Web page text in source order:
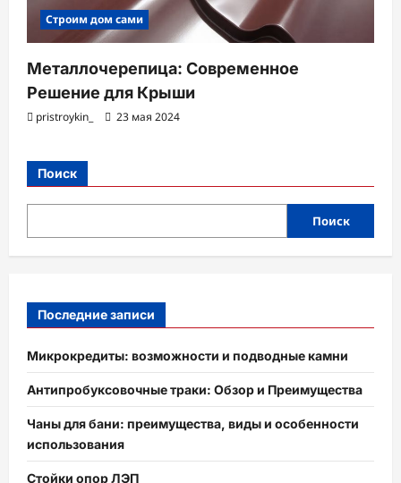
Строим дом сами
Металлочерепица: Современное
Решение для Крыши
pristroykin_ 23 мая 2024
Поиск
Поиск
Последние записи
Микрокредиты: возможности и подводные камни
Антипробуксовочные траки: Обзор и Преимущества
Чаны для бани: преимущества, виды и особенности
использования
Стойки опор ЛЭП